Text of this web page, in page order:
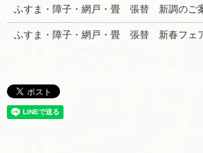
ふすま・障子・網戸・畳 張替 新調のご
ふすま・障子・網戸・畳 張替 新春フェ